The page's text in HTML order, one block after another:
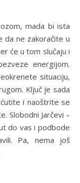
mada bi ista
da ne zakoračite u
će u tom slučaju i
energijom.
situaciju,
Ključ je sada
i naoštrite se
Slobodni Jarčevi –
do vas i podbode
Pa, nema još